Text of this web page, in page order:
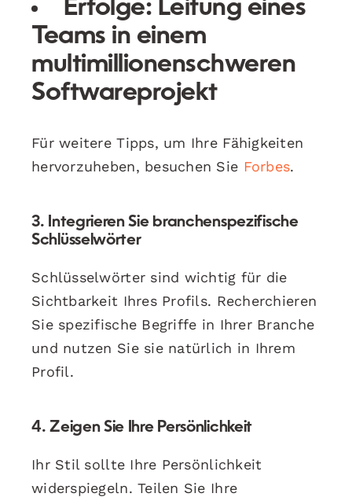
Erfolge: Leitung eines
Teams in einem
multimillionenschweren
Softwareprojekt
Für weitere Tipps, um Ihre Fähigkeiten
hervorzuheben, besuchen Sie Forbes.
3. Integrieren Sie branchenspezifische
Schlüsselwörter
Schlüsselwörter sind wichtig für die
Sichtbarkeit Ihres Profils. Recherchieren
Sie spezifische Begriffe in Ihrer Branche
und nutzen Sie sie natürlich in Ihrem
Profil.
4. Zeigen Sie Ihre Persönlichkeit
Ihr Stil sollte Ihre Persönlichkeit
widerspiegeln. Teilen Sie Ihre